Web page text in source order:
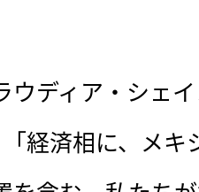
ディア・シェ
経済相に、メ